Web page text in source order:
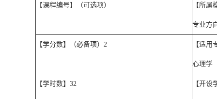
【课程编号】（可选项） 【所属
专业方
【学分数】（必备项） 2 【适用
心理学
【学时数】 32 【开